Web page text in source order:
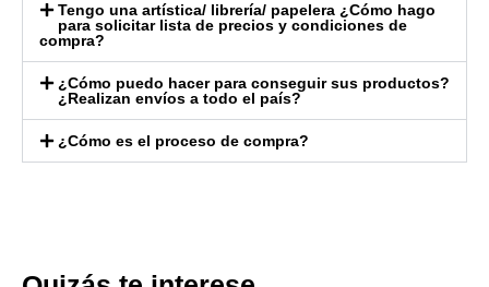
Tengo una artística/ librería/ papelera ¿Cómo hago
para solicitar lista de precios y condiciones de
compra?
¿Cómo puedo hacer para conseguir sus productos?
¿Realizan envíos a todo el país?
¿Cómo es el proceso de compra?